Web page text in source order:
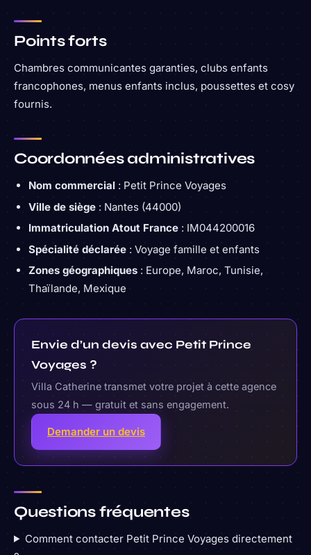
Points forts
Chambres communicantes garanties, clubs enfants
francophones, menus enfants inclus, poussettes et cosy
fournis.
Coordonnées administratives
Nom commercial : Petit Prince Voyages
Ville de siège : Nantes (44000)
Immatriculation Atout France : IM044200016
Spécialité déclarée : Voyage famille et enfants
Zones géographiques : Europe, Maroc, Tunisie,
Thaïlande, Mexique
Envie d’un devis avec Petit Prince
Voyages ?
Villa Catherine transmet votre projet à cette agence
sous 24 h — gratuit et sans engagement.
Demander un devis
Questions fréquentes
Comment contacter Petit Prince Voyages directement